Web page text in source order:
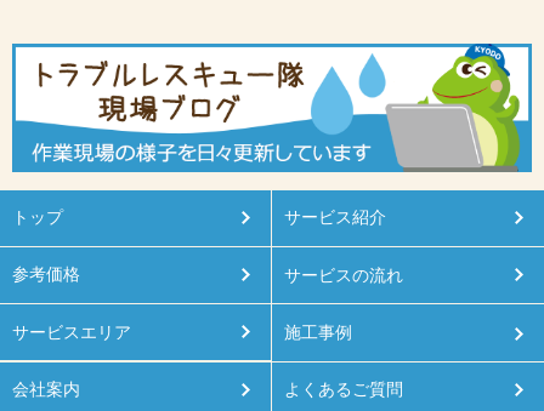
トップ サービス紹介
参考価格 サービスの流れ
サービスエリア 施工事例
会社案内 よくあるご質問